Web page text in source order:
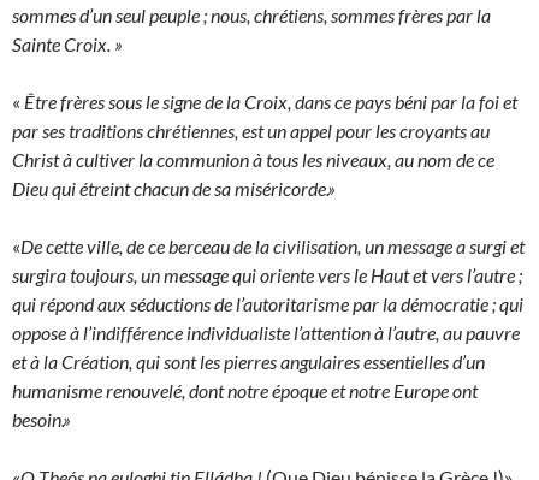
sommes d’un seul peuple ; nous, chrétiens, sommes frères par la
Sainte Croix. »
« Être frères sous le signe de la Croix, dans ce pays béni par la foi et
par ses traditions chrétiennes, est un appel pour les croyants au
Christ à cultiver la communion à tous les niveaux, au nom de ce
Dieu qui étreint chacun de sa miséricorde.»
«De cette ville, de ce berceau de la civilisation, un message a surgi et
surgira toujours, un message qui oriente vers le Haut et vers l’autre ;
qui répond aux séductions de l’autoritarisme par la démocratie ; qui
oppose à l’indifférence individualiste l’attention à l’autre, au pauvre
et à la Création, qui sont les pierres angulaires essentielles d’un
humanisme renouvelé, dont notre époque et notre Europe ont
besoin.»